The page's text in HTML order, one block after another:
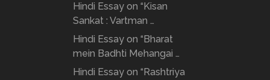
Hindi Essay on “Kisan
Sankat : Vartman …
Hindi Essay on “Bharat
mein Badhti Mehangai …
Hindi Essay on “Rashtriya